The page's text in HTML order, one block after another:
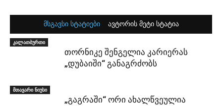
მსგავსი სტატიები ავტორის მეტი სტატია
კალათბურთი
თორნიკე შენგელია კარიერას
„დუბაიში“ განაგრძობს
მთავარი ნიუსი
„გაგრაში“ ორი ახალწვეულია